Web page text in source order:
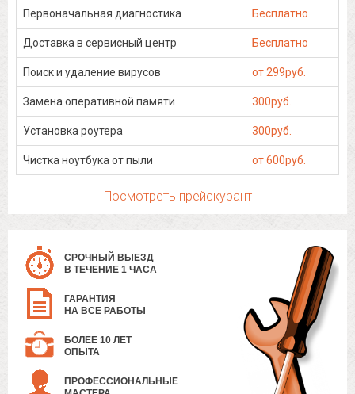
Первоначальная диагностика Бесплатно
Доставка в сервисный центр Бесплатно
Поиск и удаление вирусов от 299руб.
Замена оперативной памяти 300руб.
Установка роутера 300руб.
Чистка ноутбука от пыли от 600руб.
Посмотреть прейскурант
СРОЧНЫЙ ВЫЕЗД
В ТЕЧЕНИЕ 1 ЧАСА
ГАРАНТИЯ
НА ВСЕ РАБОТЫ
БОЛЕЕ 10 ЛЕТ
ОПЫТА
ПРОФЕССИОНАЛЬНЫЕ